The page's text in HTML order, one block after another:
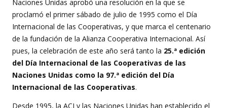
Naciones Unidas aprobó una resolución en la que se
proclamó el primer sábado de julio de 1995 como el Día
Internacional de las Cooperativas, y que marca el centenario
de la fundación de la Alianza Cooperativa Internacional. Así
pues, la celebración de este año será tanto la 25.ª edición
del Día Internacional de las Cooperativas de las
Naciones Unidas como la 97.ª edición del Día
Internacional de las Cooperativas.
Desde 1995, la ACI y las Naciones Unidas han establecido el